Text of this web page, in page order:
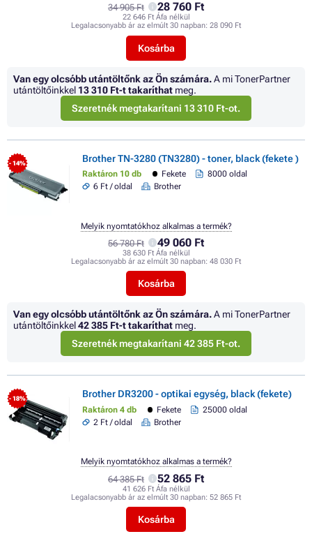
34 905 Ft 28 760 Ft
22 646 Ft Áfa nélkül
Legalacsonyabb ár az elmúlt 30 napban: 28 090 Ft
Kosárba
Van egy olcsóbb utántöltőnk az Ön számára.A mi TonerPartner
utántöltőinkkel 13 310 Ft-t takaríthat meg.
Szeretnék megtakarítani 13 310 Ft-ot.
- 14% Brother TN-3280 (TN3280) - toner, black (fekete )
Raktáron 10 db Fekete
8000 oldal
6 Ft / oldal
Brother
56 780 Ft 49 060 Ft
38 630 Ft Áfa nélkül
Legalacsonyabb ár az elmúlt 30 napban: 48 030 Ft
Kosárba
Melyik nyomtatókhoz alkalmas a termék?
Van egy olcsóbb utántöltőnk az Ön számára.A mi TonerPartner
utántöltőinkkel42 385 Ft-t takaríthat meg.
Szeretnék megtakarítani 42 385 Ft-ot.
- 18% Brother DR3200 - optikai egység, black (fekete)
Raktáron 4 db Fekete
25000 oldal
2 Ft / oldal
Brother
64 385 Ft 52 865 Ft
41 626 Ft Áfa nélkül
Legalacsonyabb ár az elmúlt 30 napban: 52 865 Ft
Kosárba
Melyik nyomtatókhoz alkalmas a termék?